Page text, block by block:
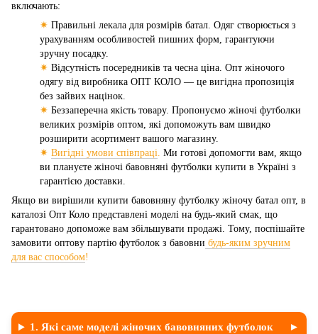
включають:
✷ Правильні лекала для розмірів батал. Одяг створюється з
урахуванням особливостей пишних форм, гарантуючи
зручну посадку.
✷ Відсутність посередників та чесна ціна. Опт жіночого
одягу від виробника ОПТ КОЛО — це вигідна пропозиція
без зайвих націнок.
✷ Беззаперечна якість товару. Пропонуємо жіночі футболки
великих розмірів оптом, які допоможуть вам швидко
розширити асортимент вашого магазину.
✷ Вигідні умови співпраці. Ми готові допомогти вам, якщо
ви плануєте жіночі бавовняні футболки купити в Україні з
гарантією доставки.
Якщо ви вирішили купити бавовняну футболку жіночу батал опт, в
каталозі Опт Коло представлені моделі на будь-який смак, що
гарантовано допоможе вам збільшувати продажі. Тому, поспішайте
замовити оптову партію футболок з бавовни будь-яким зручним
для вас способом!
1. Які саме моделі жіночих бавовняних футболок